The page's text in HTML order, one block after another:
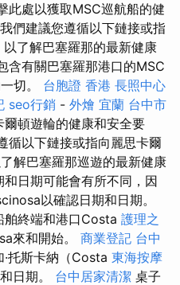
此處以獲取MSC巡航船的健
我們建議您遵循以下鏈接或指
了解巴塞羅那的最新健康
含有關巴塞羅那港口的MSC
切。 台胞證 香港 長照中心
seo行銷 - 外燴 宜蘭 台中市
爾頓遊輪的健康和安全要
循以下鏈接或指向麗思卡爾
解巴塞羅那巡遊的最新健康
日期可能會有所不同，因
以確認日期和日期。
舶終端和港口Costa 護理之
來和開始。 商業登記 台中
托斯卡納（Costa 東海按摩
日期。 台中居家清潔 桌子